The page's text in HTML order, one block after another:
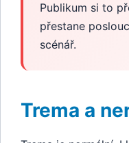
Publikum si to
přestane
scénář.
Trema a